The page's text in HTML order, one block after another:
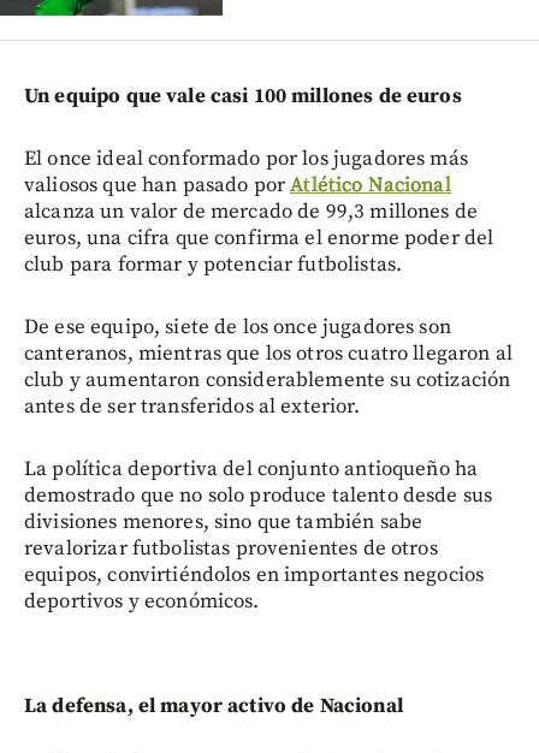
Un equipo que vale casi 100 millones de euros
El once ideal conformado por los jugadores más
valiosos que han pasado porAtlético Nacional
alcanza un valor de mercado de 99,3 millones de
euros, una cifra que confirma el enorme poder del
club para formar y potenciar futbolistas.
De ese equipo, siete de los once jugadores son
canteranos, mientras que los otros cuatro llegaron al
club y aumentaron considerablemente su cotización
antes de ser transferidos al exterior.
La política deportiva del conjunto antioqueño ha
demostrado que no solo produce talento desde sus
divisiones menores, sino que también sabe
revalorizar futbolistas provenientes de otros
equipos, convirtiéndolos en importantes negocios
deportivos y económicos.
La defensa, el mayor activo de Nacional